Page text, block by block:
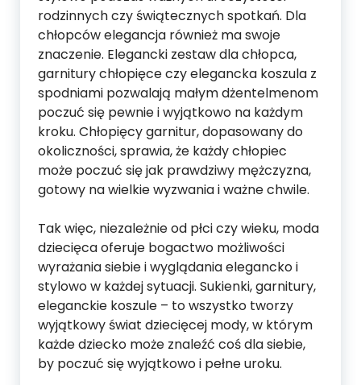
rodzinnych czy świątecznych spotkań. Dla
chłopców elegancja również ma swoje
znaczenie. Elegancki zestaw dla chłopca,
garnitury chłopięce czy elegancka koszula z
spodniami pozwalają małym dżentelmenom
poczuć się pewnie i wyjątkowo na każdym
kroku. Chłopięcy garnitur, dopasowany do
okoliczności, sprawia, że każdy chłopiec
może poczuć się jak prawdziwy mężczyzna,
gotowy na wielkie wyzwania i ważne chwile.
Tak więc, niezależnie od płci czy wieku, moda
dziecięca oferuje bogactwo możliwości
wyrażania siebie i wyglądania elegancko i
stylowo w każdej sytuacji. Sukienki, garnitury,
eleganckie koszule – to wszystko tworzy
wyjątkowy świat dziecięcej mody, w którym
każde dziecko może znaleźć coś dla siebie,
by poczuć się wyjątkowo i pełne uroku.